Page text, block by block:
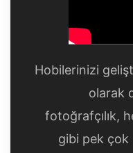
Hobilerinizi
olarak
fotoğrafçılık,
gibi pek çok